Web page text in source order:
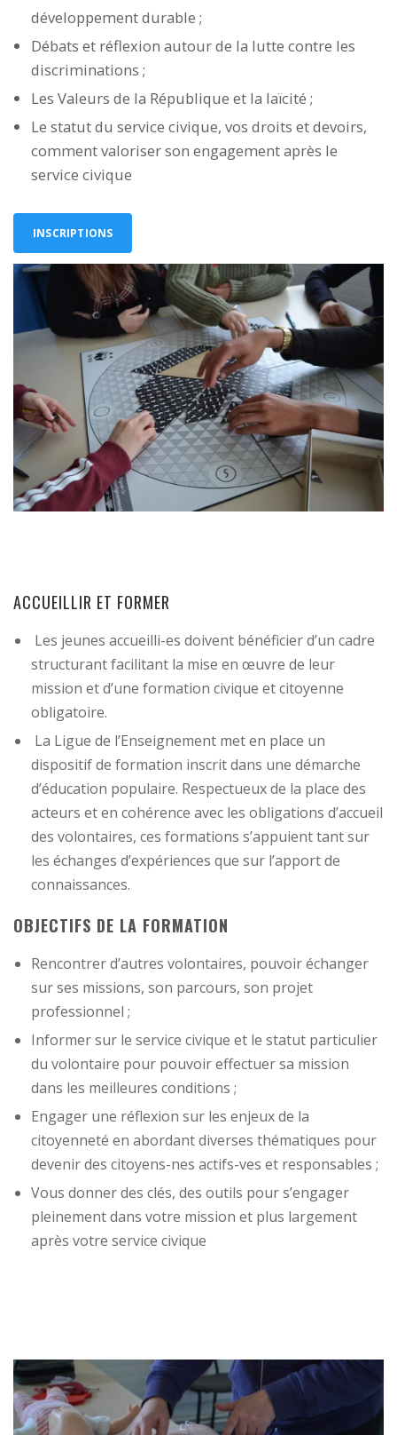
développement durable ;
Débats et réflexion autour de la lutte contre les
discriminations ;
Les Valeurs de la République et la laïcité ;
Le statut du service civique, vos droits et devoirs,
comment valoriser son engagement après le
service civique
INSCRIPTIONS
ACCUEILLIR ET FORMER
Les jeunes accueilli-es doivent bénéficier d’un cadre
structurant facilitant la mise en œuvre de leur
mission et d’une formation civique et citoyenne
obligatoire.
La Ligue de l’Enseignement met en place un
dispositif de formation inscrit dans une démarche
d’éducation populaire. Respectueux de la place des
acteurs et en cohérence avec les obligations d’accueil
des volontaires, ces formations s’appuient tant sur
les échanges d’expériences que sur l’apport de
connaissances.
OBJECTIFS DE LA FORMATION
Rencontrer d’autres volontaires, pouvoir échanger
sur ses missions, son parcours, son projet
professionnel ;
Informer sur le service civique et le statut particulier
du volontaire pour pouvoir effectuer sa mission
dans les meilleures conditions ;
Engager une réflexion sur les enjeux de la
citoyenneté en abordant diverses thématiques pour
devenir des citoyens-nes actifs-ves et responsables ;
Vous donner des clés, des outils pour s’engager
pleinement dans votre mission et plus largement
après votre service civique